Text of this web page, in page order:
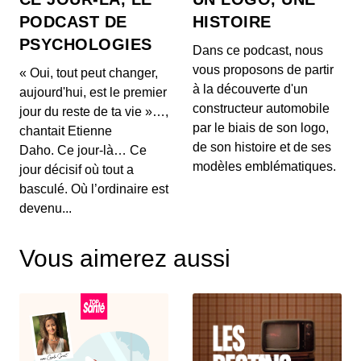
Comment OpenAI devient un assistant
à la recherche en Maths
00:03:04 - IL Y A 1 MOIS
Aujourd'hui, on ne va pas parler de génération de
texte ou de simples résumés de réunions, mais d...
Intelligence artificielle : la presse
française réclame 80 millions d’euros à
Brave
00:03:14 - IL Y A 1 MOIS
Aujourd'hui, nous décortiquons ce qui s'annonce
europ...
trois leçons majeures à retenir de cet
00:03:11 - IL Y A 1 MOIS
Comment l'intelligence artificielle
devient un confident pour les jeunes
00:03:16 - IL Y A 1 MOIS
PODCAST DE
PSYCHOLOGIES
« Oui, tout peut changer,
aujourd'hui, est le premier
jour du reste de ta vie »…,
chantait Etienne
Daho. Ce jour-là… Ce
jour décisif où tout a
basculé. Où l’ordinaire est
devenu...
HISTOIRE
Dans ce podcast, nous
vous proposons de partir
à la découverte d'un
constructeur automobile
par le biais de son logo,
de son histoire et de ses
modèles emblématiques.
Vous aimerez aussi